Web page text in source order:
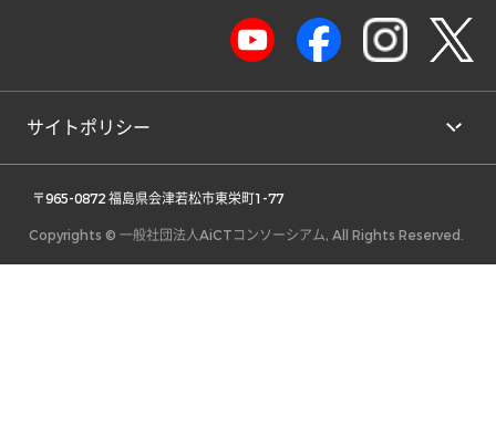
サイトポリシー
〒965-0872 福島県会津若松市東栄町1-77
Copyrights © 一般社団法人AiCTコンソーシアム, All Rights Reserved.